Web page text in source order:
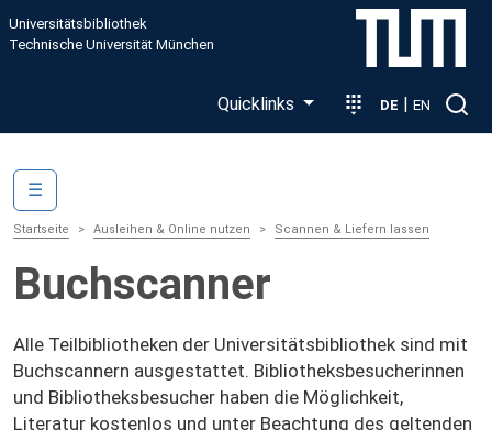
Direkt zum Inhalt
Universitätsbibliothek
Technische Universität München
Quicklinks DE | EN
Startseite Ausleihen & Online nutzen Scannen & Liefern lassen
Buchscanner
Alle Teilbibliotheken der Universitätsbibliothek sind mit
Buchscannern ausgestattet. Bibliotheksbesucherinnen
und Bibliotheksbesucher haben die Möglichkeit,
Literatur kostenlos und unter Beachtung des geltenden
☰